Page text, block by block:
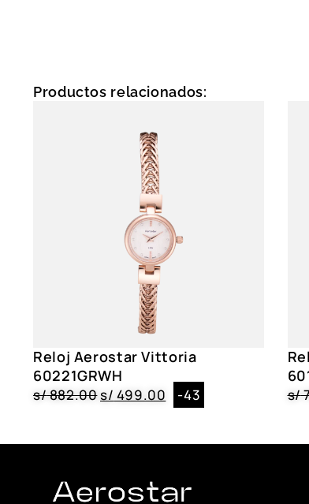
Productos relacionados:
Reloj Aerostar Vittoria
60221GRWH
s/882.00s/ 499.00 -43 s/